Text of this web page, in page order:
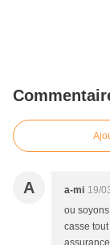
A a-mi 19/
ou
casse